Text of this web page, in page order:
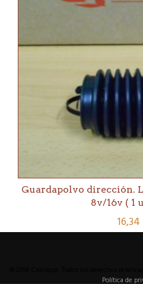
Guardapolvo dirección.
8v/16v ( 1
16,34
Política de